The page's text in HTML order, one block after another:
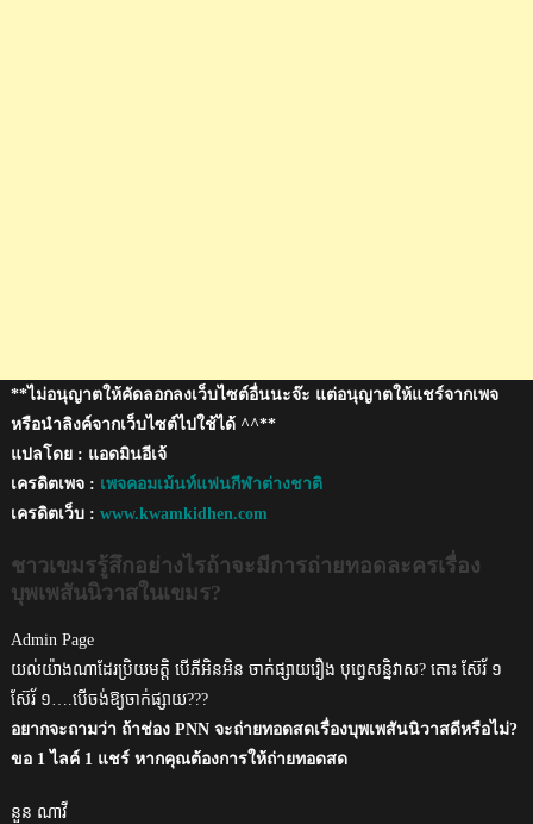
**ไม่อนุญาตให้คัดลอกลงเว็บไซต์อื่นนะจ๊ะ แต่อนุญาตให้แชร์จากเพจ
หรือนำลิงค์จากเว็บไซต์ไปใช้ได้ ^^**
แปลโดย : แอดมินอีเจ้
เครดิตเพจ : เพจคอมเม้นท์แฟนกีฬาต่างชาติ
เครดิตเว็บ : www.kwamkidhen.com
ชาวเขมรรู้สึกอย่างไรถ้าจะมีการถ่ายทอดละครเรื่อง
บุพเพสันนิวาสในเขมร?
Admin Page
យល់យ៉ាងណាដែរប្រិយមត្តិ បើភីអិនអិន ចាក់ផ្សាយរឿង បុព្វេសន្និវាស? តោះ ស៊ែរ័ ១
ស៊ែរ័ ១….បើចង់ឱ្យចាក់ផ្សាយ???
อยากจะถามว่า ถ้าช่อง PNN จะถ่ายทอดสดเรื่องบุพเพสันนิวาสดีหรือไม่?
ขอ 1 ไลค์ 1 แชร์ หากคุณต้องการให้ถ่ายทอดสด
នួន ណាវី